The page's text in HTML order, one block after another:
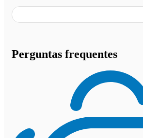
Perguntas frequentes